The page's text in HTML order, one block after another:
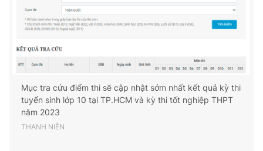
Mục tra cứu điểm thi sẽ cập nhật sớm nhất kết quả kỳ thi
tuyển sinh lớp 10 tại TP.HCM và kỳ thi tốt nghiệp THPT
năm 2023
THANH NIÊN